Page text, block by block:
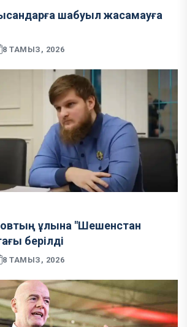
шабуыл жасамауға
8 ТАМЫЗ, 2026
ұлына "Шешенстан
берілді
8 ТАМЫЗ, 2026